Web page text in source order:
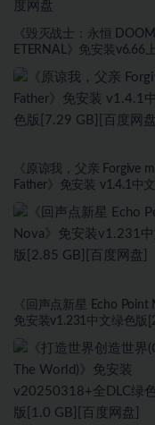
《毁灭战士：永恒 DOOM
ETERNAL》免安装v6.66
《原谅我，父亲 Forgive
Father》免安装 v1.4.1中
《回声点新星 Echo Point
免安装v1.231中文绿色版